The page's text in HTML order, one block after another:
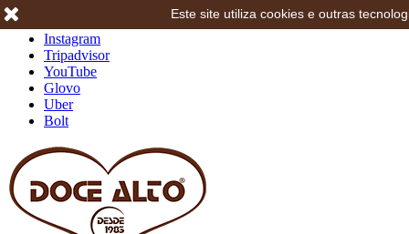
Instagram
Tripadvisor
YouTube
Glovo
Uber
Bolt
Este site utiliza cookies e outras